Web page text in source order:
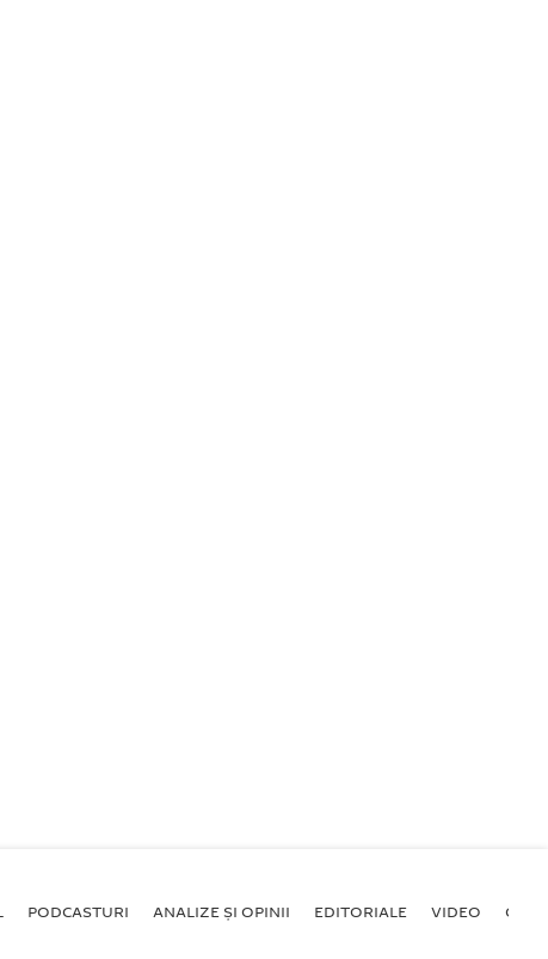
PODCASTURI ANALIZE ȘI OPINII EDITORIALE VIDEO